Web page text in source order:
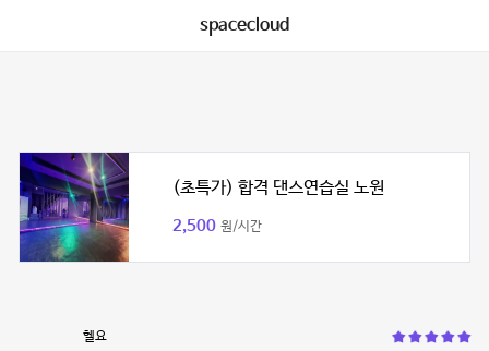
spacecloud
(초특가) 합격 댄스연습실 노원
2,500 원/시간
헬요